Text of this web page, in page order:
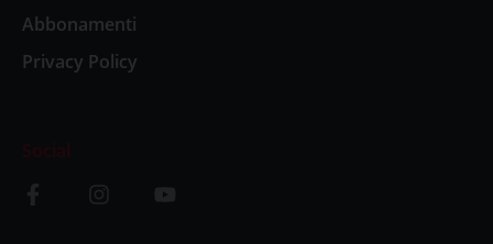
Abbonamenti
Privacy Policy
Social